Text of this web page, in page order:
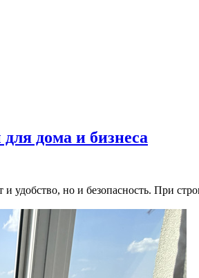
дома и бизнеса
удобство, но и безопасность. При